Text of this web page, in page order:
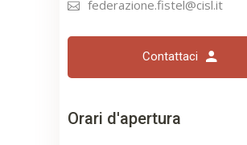
federazione.fistel@cisl.it
Contattaci
Orari d'apertura